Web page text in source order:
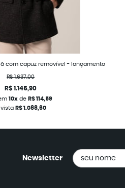
com capuz removível - lançamento
R$ 1.637,00
R$ 1.145,90
10xde R$ 114,59
R$ 1.088,60
Newsletter